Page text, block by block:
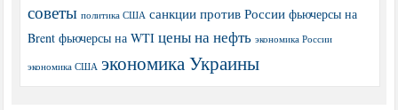
советы политика США санкции против России фьючерсы на
Brent фьючерсы на WTI цены на нефть экономика России
экономика США экономика Украины